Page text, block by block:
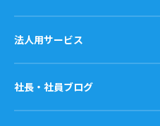
法人用サービス
社長・社員ブログ